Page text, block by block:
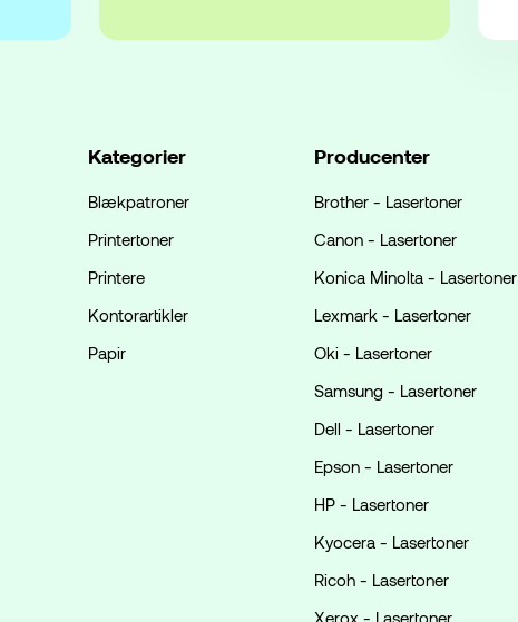
Kategorier
Blækpatroner
Printertoner
Printere
Kontorartikler
Papir
Producenter
Brother - Lasertoner
Canon - Lasertoner
Konica Minolta - Lasertoner
Lexmark - Lasertoner
Oki - Lasertoner
Samsung - Lasertoner
Dell - Lasertoner
Epson - Lasertoner
HP - Lasertoner
Kyocera - Lasertoner
Ricoh - Lasertoner
Xerox - Lasertoner